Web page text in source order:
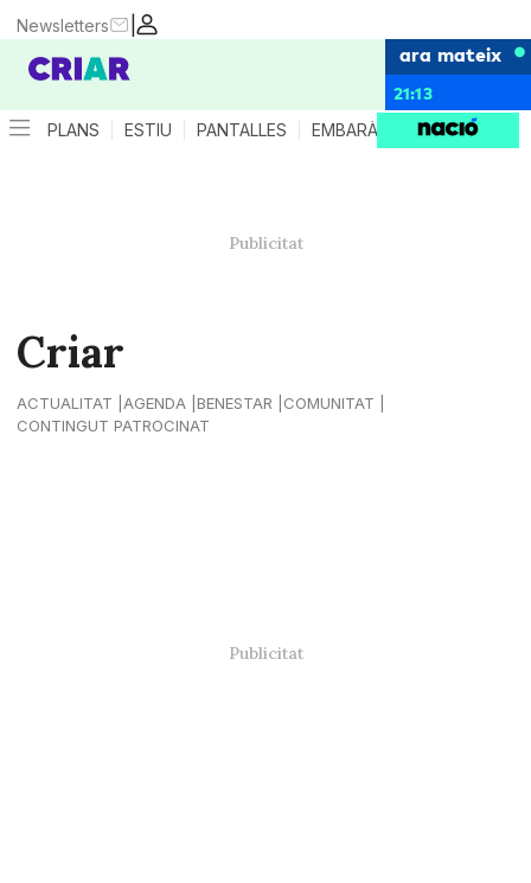
|
Newsletters
ara mateix
21:13
PLANS ESTIU PANTALLES EMBARÀS CRIANÇA
Criar
ACTUALITAT AGENDA BENESTAR
COMUNITAT
CONTINGUT PATROCINAT